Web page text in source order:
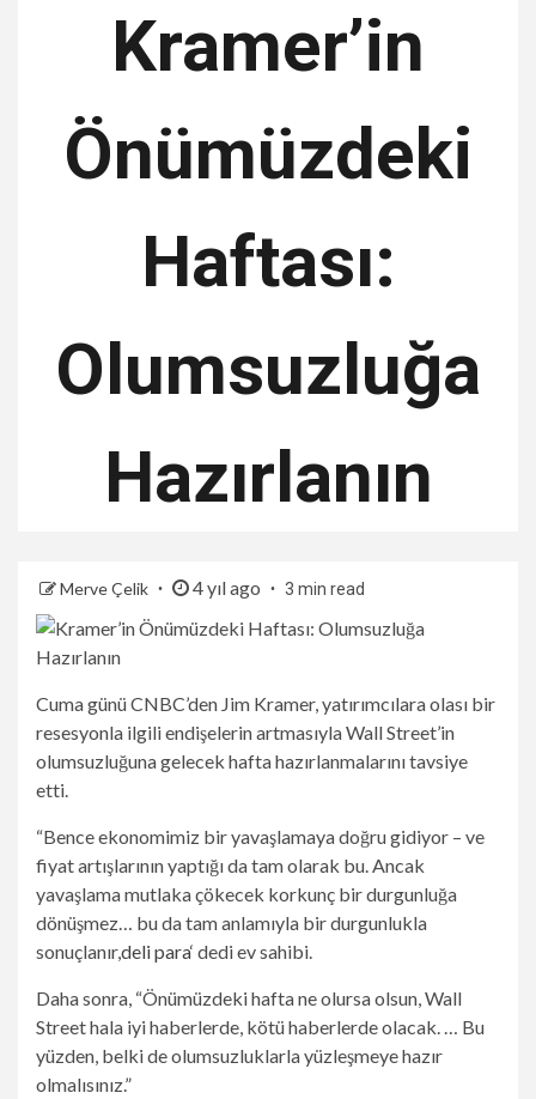
Kramer’in
Önümüzdeki
Haftası:
Olumsuzluğa
Hazırlanın
Merve Çelik 4 yıl ago 3 min read
Cuma günü CNBC’den Jim Kramer, yatırımcılara olası bir
resesyonla ilgili endişelerin artmasıyla Wall Street’in
olumsuzluğuna gelecek hafta hazırlanmalarını tavsiye
etti.
“Bence ekonomimiz bir yavaşlamaya doğru gidiyor – ve
fiyat artışlarının yaptığı da tam olarak bu. Ancak
yavaşlama mutlaka çökecek korkunç bir durgunluğa
dönüşmez… bu da tam anlamıyla bir durgunlukla
sonuçlanır,deli para‘ dedi ev sahibi.
Daha sonra, “Önümüzdeki hafta ne olursa olsun, Wall
Street hala iyi haberlerde, kötü haberlerde olacak. … Bu
yüzden, belki de olumsuzluklarla yüzleşmeye hazır
olmalısınız.”